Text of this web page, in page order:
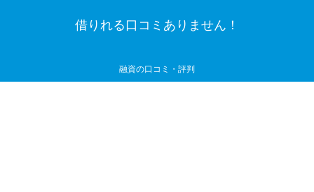
借りれる口コミありません！
融資の口コミ・評判